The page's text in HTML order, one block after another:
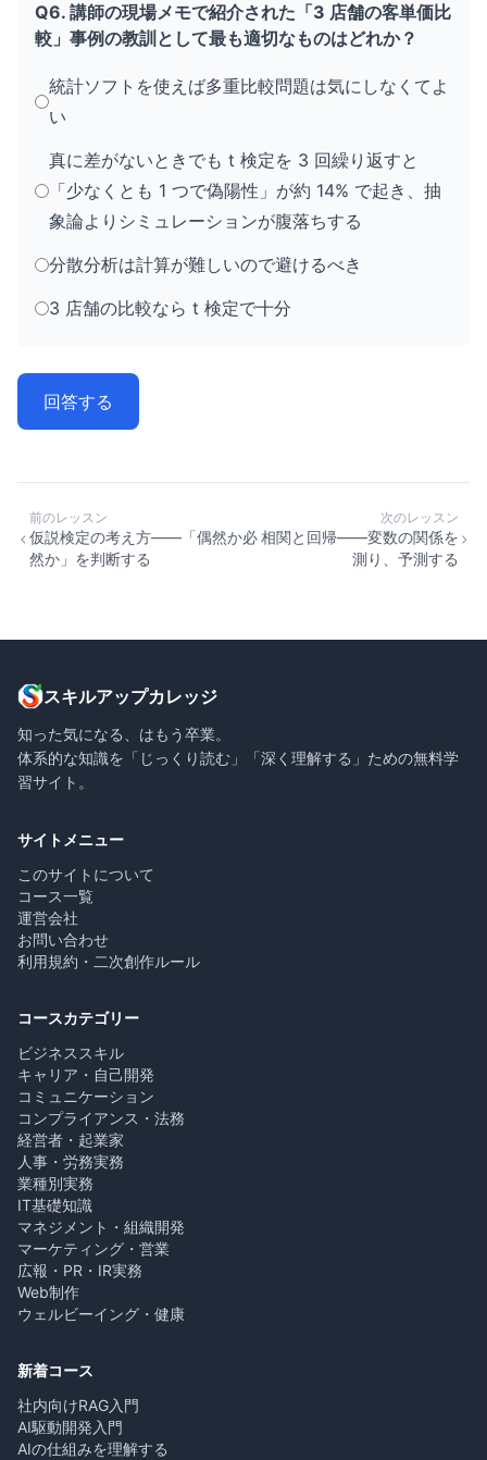
Q6. 講師の現場メモで紹介された「3 店舗の客単価比
較」事例の教訓として最も適切なものはどれか？
統計ソフトを使えば多重比較問題は気にしなくてよ
い
真に差がないときでも t 検定を 3 回繰り返すと
「少なくとも 1 つで偽陽性」が約 14% で起き、抽
象論よりシミュレーションが腹落ちする
分散分析は計算が難しいので避けるべき
3 店舗の比較なら t 検定で十分
回答する
前のレッスン
仮説検定の考え方——「偶然か必
然か」を判断する
次のレッスン
相関と回帰——変数の関係を
測り、予測する
スキルアップカレッジ
知った気になる、はもう卒業。
体系的な知識を「じっくり読む」「深く理解する」ための無料学
習サイト。
サイトメニュー
このサイトについて
コース一覧
運営会社
お問い合わせ
利用規約・二次創作ルール
コースカテゴリー
ビジネススキル
キャリア・自己開発
コミュニケーション
コンプライアンス・法務
経営者・起業家
人事・労務実務
業種別実務
IT基礎知識
マネジメント・組織開発
マーケティング・営業
広報・PR・IR実務
Web制作
ウェルビーイング・健康
新着コース
社内向けRAG入門
AI駆動開発入門
AIの仕組みを理解する